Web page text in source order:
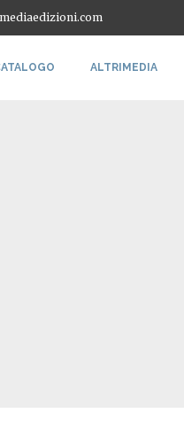
ALTRIMEDIA